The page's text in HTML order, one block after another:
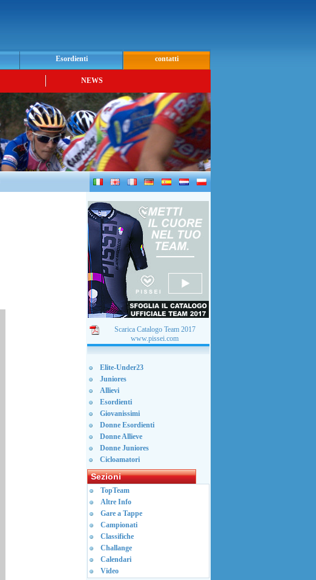
Esordienti contatti
NEWS
Scarica Catalogo Team 2017
www.pissei.com
Elite-Under23
Juniores
Allievi
Esordienti
Giovanissimi
Donne Esordienti
Donne Allieve
Donne Juniores
Cicloamatori
Sezioni
TopTeam
Altre Info
Gare a Tappe
Campionati
Classifiche
Challange
Calendari
Video